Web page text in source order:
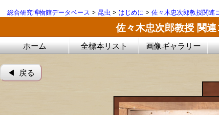
総合研究博物館データベース > 昆虫 > はじめに > 佐々木忠次郎教授関連
佐々木忠次郎教授 関
ホーム 全標本リスト 画像ギャラリー
◀︎ 戻る